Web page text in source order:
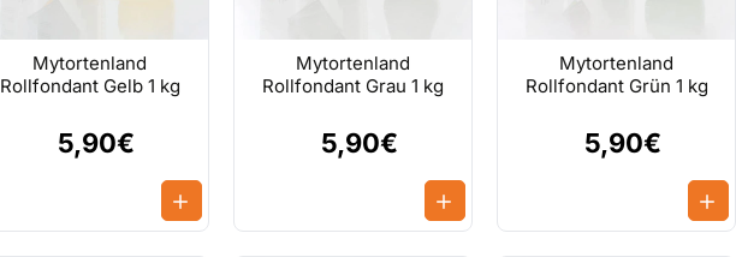
Mytortenland
Rollfondant Gelb 1 kg
5,90€
Mytortenland
Rollfondant Grau 1 kg
5,90€
Mytortenland
Rollfondant Grün 1 kg
5,90€